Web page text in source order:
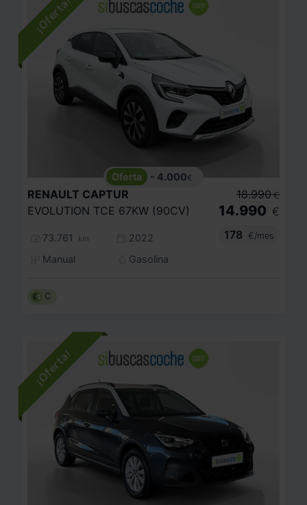
- 4.000€
RENAULT CAPTUR
EVOLUTION TCE 67KW (90CV)
73.761 km
2022
Manual
Gasolina
18.990 €
14.990 €
178
€/mes
C